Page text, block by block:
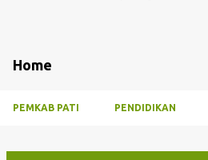
Home
PEMKAB PATI PENDIDIKAN